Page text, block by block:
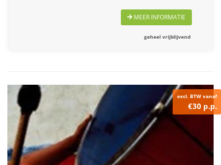
MEER INFORMATIE
geheel vrijblijvend
excl. BTW vanaf
€30 p.p.